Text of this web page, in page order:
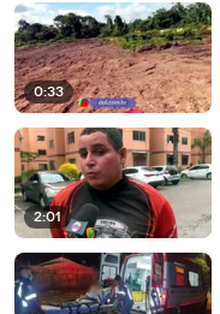
0:33
2:01